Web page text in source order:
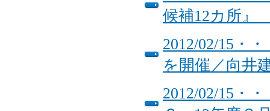
候補12カ
2012/02/15・
を開催／向井
2012/02/15・